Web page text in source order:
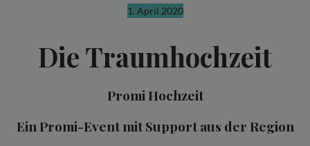
1. April 2020
Die Traumhochzeit
Promi Hochzeit
Ein Promi-Event mit Support aus der Region